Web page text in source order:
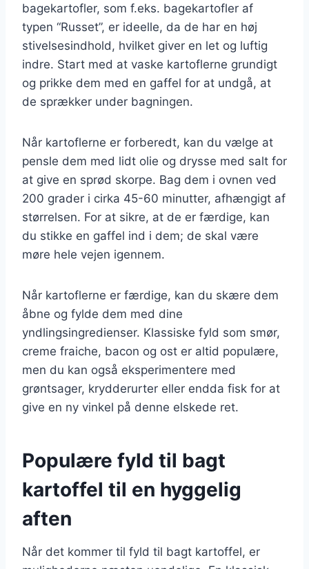
bagekartofler, som f.eks. bagekartofler af
typen “Russet”, er ideelle, da de har en høj
stivelsesindhold, hvilket giver en let og luftig
indre. Start med at vaske kartoflerne grundigt
og prikke dem med en gaffel for at undgå, at
de sprækker under bagningen.
Når kartoflerne er forberedt, kan du vælge at
pensle dem med lidt olie og drysse med salt for
at give en sprød skorpe. Bag dem i ovnen ved
200 grader i cirka 45-60 minutter, afhængigt af
størrelsen. For at sikre, at de er færdige, kan
du stikke en gaffel ind i dem; de skal være
møre hele vejen igennem.
Når kartoflerne er færdige, kan du skære dem
åbne og fylde dem med dine
yndlingsingredienser. Klassiske fyld som smør,
creme fraiche, bacon og ost er altid populære,
men du kan også eksperimentere med
grøntsager, krydderurter eller endda fisk for at
give en ny vinkel på denne elskede ret.
Populære fyld til bagt
kartoffel til en hyggelig
aften
Når det kommer til fyld til bagt kartoffel, er